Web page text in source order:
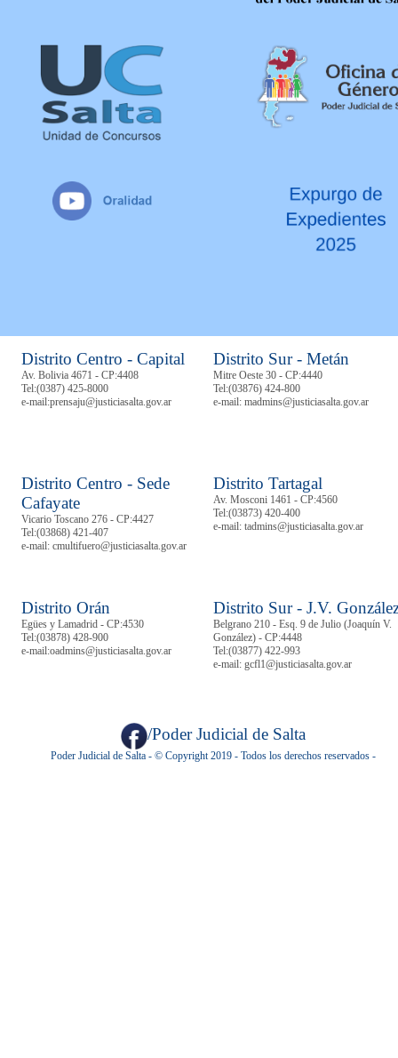
Distrito Centro - Capital
Av. Bolivia 4671 - CP:4408
Tel:(0387) 425-8000
e-mail:prensaju@justiciasalta.gov.ar
Distrito Sur - Metán
Mitre Oeste 30 - CP:4440
Tel:(03876) 424-800
e-mail: madmins@justiciasalta.gov.ar
Distrito Centro - Sede
Cafayate
Vicario Toscano 276 - CP:4427
Tel:(03868) 421-407
e-mail: cmultifuero@justiciasalta.gov.ar
Distrito Tartagal
Av. Mosconi 1461 - CP:4560
Tel:(03873) 420-400
e-mail: tadmins@justiciasalta.gov.ar
Distrito Orán
Egües y Lamadrid - CP:4530
Tel:(03878) 428-900
e-mail:oadmins@justiciasalta.gov.ar
Distrito Sur - J.V.
Belgrano 210 - Esq. 9 de Julio (Joaquín V.
González) - CP:4448
Tel:(03877) 422-993
e-mail: gcfl1@justiciasalta.gov.ar
/Poder Judicial de Salta
Poder Judicial de Salta - © Copyright 2019 - Todos los derechos reservados -